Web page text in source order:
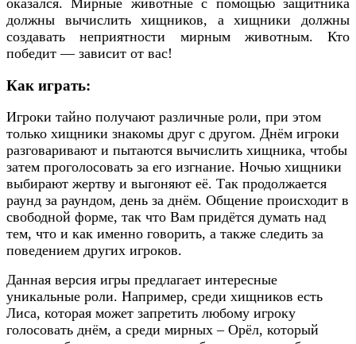
оказался. Мирные животные с помощью защитника
должны вычислить хищников, а хищники должны
создавать неприятности мирным животным. Кто
победит — зависит от вас!
Как играть:
Игроки тайно получают различные роли, при этом
только хищники знакомы друг с другом. Днём игроки
разговаривают и пытаются вычислить хищника, чтобы
затем проголосовать за его изгнание. Ночью хищники
выбирают жертву и выгоняют её. Так продолжается
раунд за раундом, день за днём. Общение происходит в
свободной форме, так что Вам придётся думать над
тем, что и как именно говорить, а также следить за
поведением других игроков.
Данная версия игры предлагает интересные
уникальные роли. Например, среди хищников есть
Лиса, которая может запретить любому игроку
голосовать днём, а среди мирных – Орёл, который